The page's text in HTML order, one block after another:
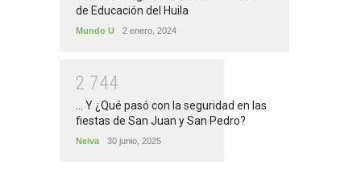
de Educación del Huila
Mundo U 2 enero, 2024
2 744
... Y ¿Qué pasó con la seguridad en las
fiestas de San Juan y San Pedro?
Neiva 30 junio, 2025